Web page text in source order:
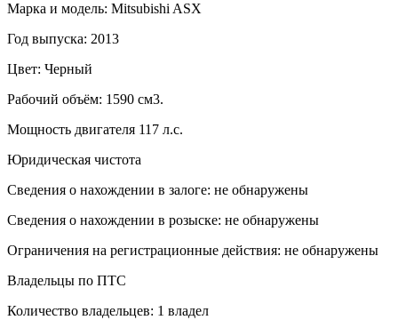
Марка и модель: Mitsubishi ASX
Год выпуска: 2013
Цвет: Черный
Рабочий объём: 1590 см3.
Мощность двигателя 117 л.с.
Юридическая чистота
Сведения о нахождении в залоге: не обнаружены
Сведения о нахождении в розыске: не обнаружены
Ограничения на регистрационные действия: не обнаружены
Владельцы по ПТС
Количество владельцев: 1 владел